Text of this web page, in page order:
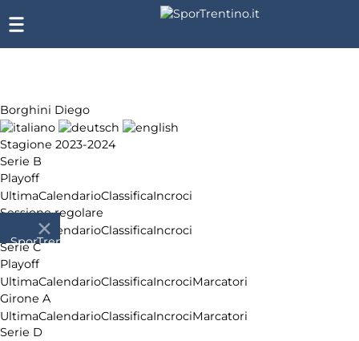
Borghini Diego
Stagione 2023-2024
Serie B
Playoff
UltimaCalendarioClassificaIncroci
Sessione regolare
CalendarioClassificaIncroci
Serie C
Playoff
UltimaCalendarioClassificaIncrociMarcatori
Girone A
UltimaCalendarioClassificaIncrociMarcatori
Serie D
SporTrentino.it
Chi
siamo
Affiliazione
Pubblicità